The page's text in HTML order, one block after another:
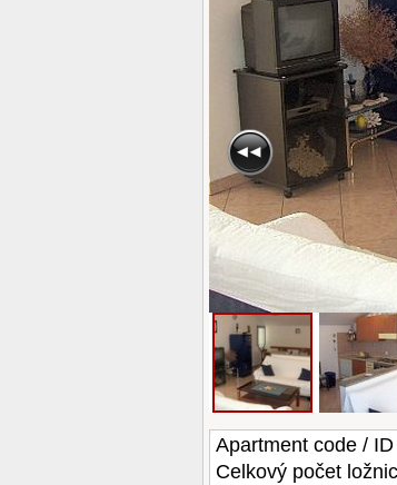
Apartment code / ID
Celkový počet ložnic